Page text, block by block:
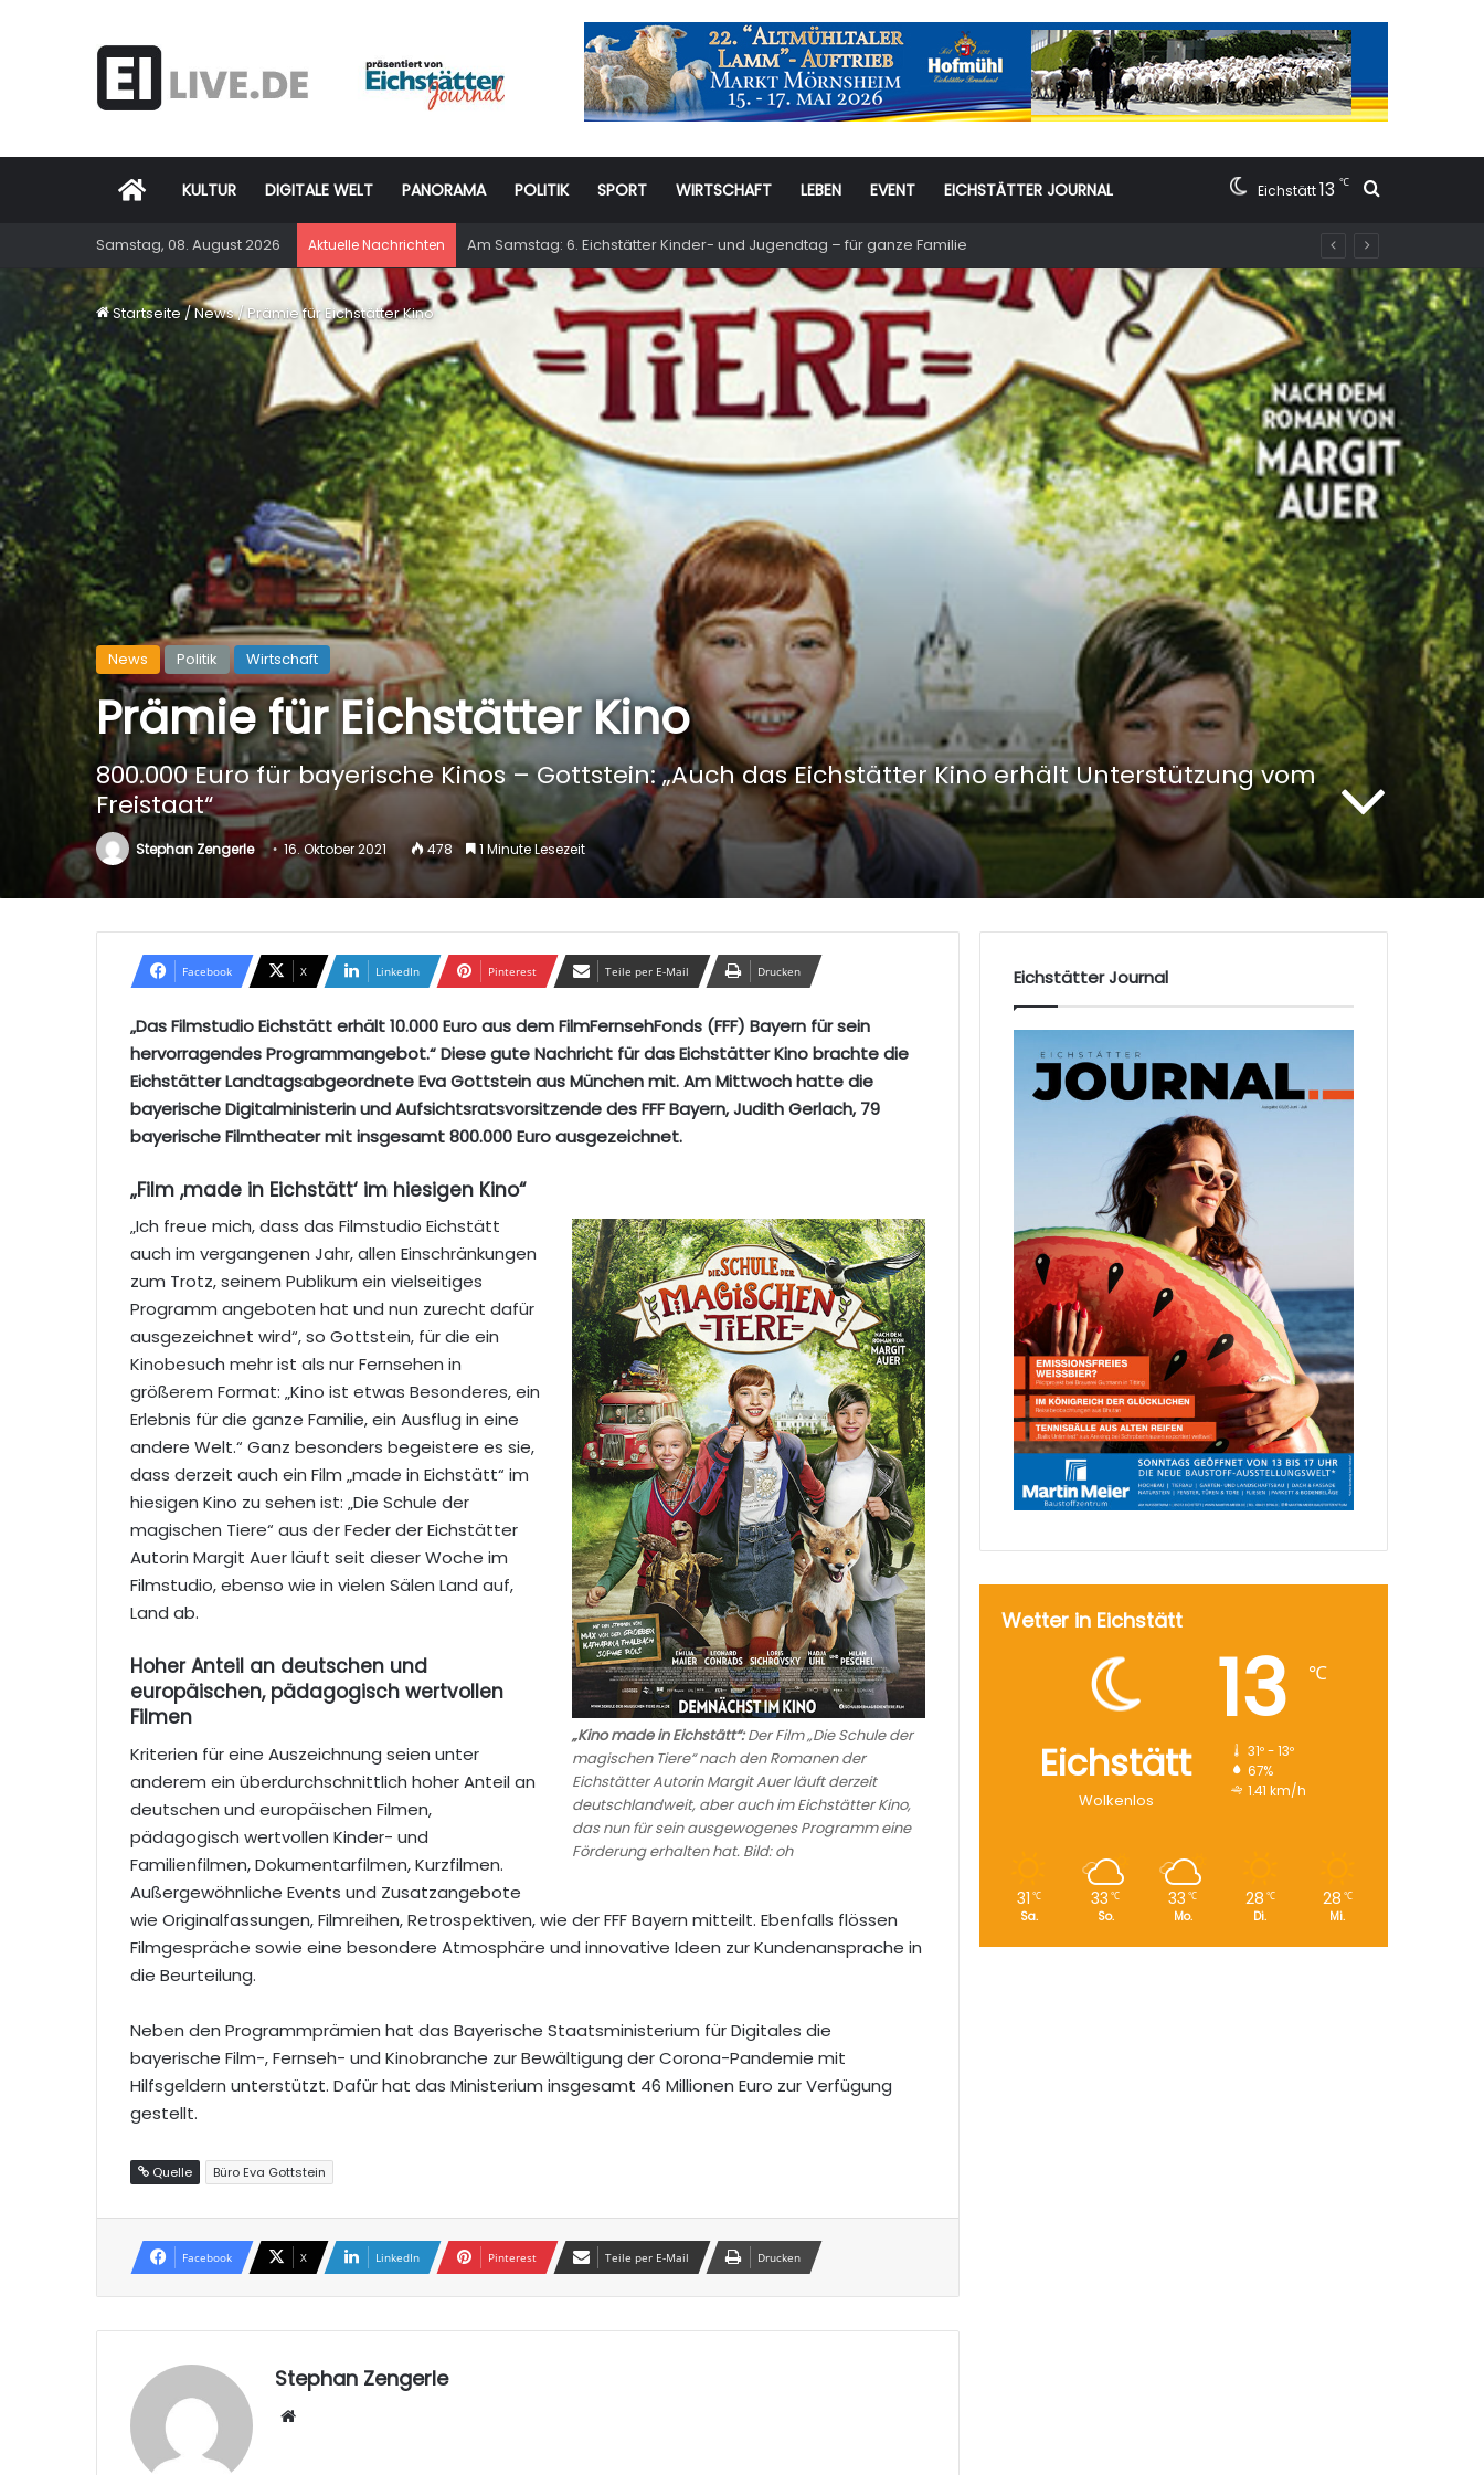
Startseite
KULTUR DIGITALE WELT PANORAMA POLITIK SPORT WIRTSCHAFT LEBEN EVENT EICHSTÄTTER JOURNAL Eichstätt13 ℃ Suchen
Samstag, 08. August 2026 Aktuelle Nachrichten Am Samstag: 6. Eichstätter Kinder- und Jugendtag – für ganze Familie
Startseite /News/Prämie für Eichstätter Kino
News Politik Wirtschaft
Prämie für Eichstätter Kino
800.000 Euro für bayerische Kinos – Gottstein: „Auch das Eichstätter Kino erhält Unterstützung vom
Freistaat“
Stephan Zengerle 16. Oktober 2021 478 1 Minute Lesezeit
Facebook X LinkedIn Pinterest Teile per E-Mail Drucken
„Das Filmstudio Eichstätt erhält 10.000 Euro aus dem FilmFernsehFonds (FFF) Bayern für sein
hervorragendes Programmangebot.“ Diese gute Nachricht für das Eichstätter Kino brachte die
Eichstätter Landtagsabgeordnete Eva Gottstein aus München mit. Am Mittwoch hatte die
bayerische Digitalministerin und Aufsichtsratsvorsitzende des FFF Bayern, Judith Gerlach, 79
bayerische Filmtheater mit insgesamt 800.000 Euro ausgezeichnet.
„Film ,made in Eichstätt‘ im hiesigen Kino“
„Kino made in Eichstätt“:Der Film „Die Schule der
magischen Tiere“ nach den Romanen der
Eichstätter Autorin Margit Auer läuft derzeit
deutschlandweit, aber auch im Eichstätter Kino,
das nun für sein ausgewogenes Programm eine
Förderung erhalten hat. Bild: oh
„Ich freue mich, dass das Filmstudio Eichstätt
auch im vergangenen Jahr, allen Einschränkungen
zum Trotz, seinem Publikum ein vielseitiges
Programm angeboten hat und nun zurecht dafür
ausgezeichnet wird“, so Gottstein, für die ein
Kinobesuch mehr ist als nur Fernsehen in
größerem Format: „Kino ist etwas Besonderes, ein
Erlebnis für die ganze Familie, ein Ausflug in eine
andere Welt.“ Ganz besonders begeistere es sie,
dass derzeit auch ein Film „made in Eichstätt“ im
hiesigen Kino zu sehen ist: „Die Schule der
magischen Tiere“ aus der Feder der Eichstätter
Autorin Margit Auer läuft seit dieser Woche im
Filmstudio, ebenso wie in vielen Sälen Land auf,
Land ab.
Hoher Anteil an deutschen und
europäischen, pädagogisch wertvollen
Filmen
Kriterien für eine Auszeichnung seien unter
anderem ein überdurchschnittlich hoher Anteil an
deutschen und europäischen Filmen,
pädagogisch wertvollen Kinder- und
Familienfilmen, Dokumentarfilmen, Kurzfilmen.
Außergewöhnliche Events und Zusatzangebote
wie Originalfassungen, Filmreihen, Retrospektiven, wie der FFF Bayern mitteilt. Ebenfalls flössen
Filmgespräche sowie eine besondere Atmosphäre und innovative Ideen zur Kundenansprache in
die Beurteilung.
Neben den Programmprämien hat das Bayerische Staatsministerium für Digitales die
bayerische Film-, Fernseh- und Kinobranche zur Bewältigung der Corona-Pandemie mit
Hilfsgeldern unterstützt. Dafür hat das Ministerium insgesamt 46 Millionen Euro zur Verfügung
gestellt.
Quelle Büro Eva Gottstein
Facebook X LinkedIn Pinterest Teile per E-Mail Drucken
Stephan Zengerle
Eichstätter Journal
Wetter in Eichstätt
Eichstätt
Wolkenlos
13 ℃
31º - 13º
67%
1.41 km/h
31 ℃
Sa.
33 ℃
So.
33 ℃
Mo.
28 ℃
Di.
28 ℃
Mi.